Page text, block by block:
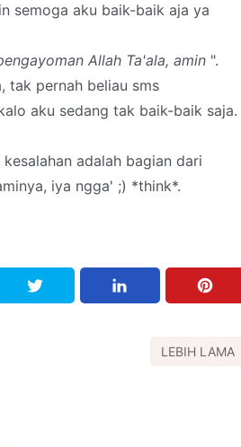
semoga aku baik-baik aja ya
Allah Ta'ala, amin ".
tak pernah beliau sms
aku sedang tak baik-baik saja.
adalah bagian dari
iya ngga' ;) *think*.
LEBIH LAMA